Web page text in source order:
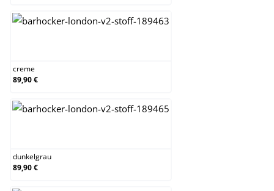
creme
89,90 €
dunkelgrau
89,90 €